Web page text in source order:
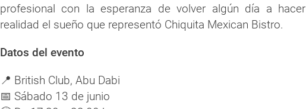
profesional con la esperanza de volver algún día a hacer
realidad el sueño que representó Chiquita Mexican Bistro.
Datos del evento
📍 British Club, Abu Dabi
📅 Sábado 13 de junio